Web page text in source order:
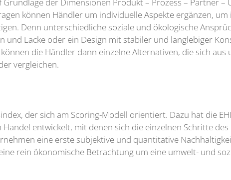
können Händler um individuelle Aspekte ergänzen, um
Denn unterschiedliche soziale und ökologische
Lacke oder ein Design mit stabiler und langlebiger
die Händler dann einzelne Alternativen, die sich aus
vergleichen.
der sich am Scoring-Modell orientiert. Dazu hat die
entwickelt, mit denen sich die einzelnen Schritte
eine erste subjektive und quantitative
rein ökonomische Betrachtung um eine umwelt- und